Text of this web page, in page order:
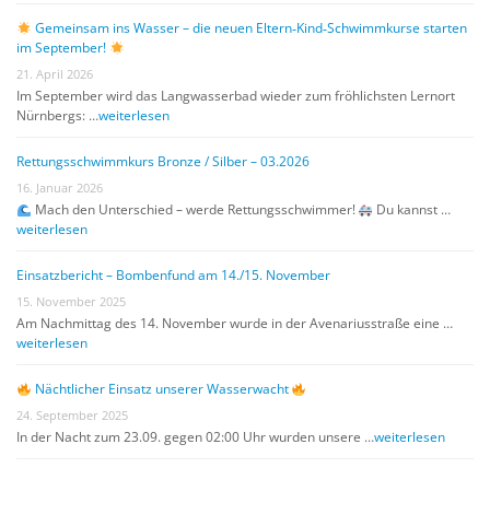
Gemeinsam ins Wasser – die neuen Eltern‑Kind‑Schwimmkurse starten
im September!
21. April 2026
Im September wird das Langwasserbad wieder zum fröhlichsten Lernort
Nürnbergs: …weiterlesen
Rettungsschwimmkurs Bronze / Silber – 03.2026
16. Januar 2026
Mach den Unterschied – werde Rettungsschwimmer!
Du kannst …
weiterlesen
Einsatzbericht – Bombenfund am 14./15. November
15. November 2025
Am Nachmittag des 14. November wurde in der Avenariusstraße eine …
weiterlesen
Nächtlicher Einsatz unserer Wasserwacht
24. September 2025
In der Nacht zum 23.09. gegen 02:00 Uhr wurden unsere …weiterlesen